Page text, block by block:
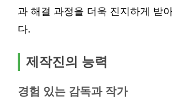
과 해결 과정을 더욱 진지하게 받
다.
제작진의 능력
경험 있는 감독과 작가